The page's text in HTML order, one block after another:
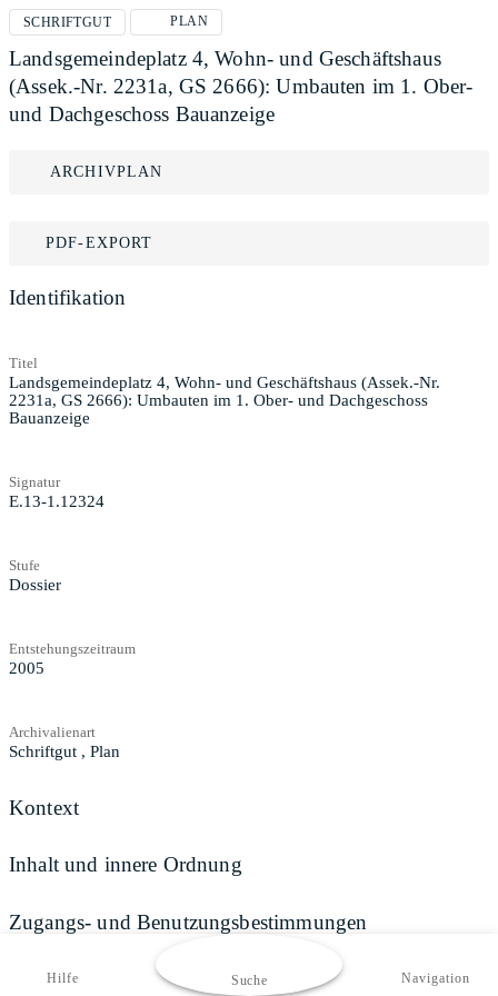
SCHRIFTGUT PLAN
Landsgemeindeplatz 4, Wohn- und Geschäftshaus
(Assek.-Nr. 2231a, GS 2666): Umbauten im 1. Ober-
und Dachgeschoss Bauanzeige
ARCHIVPLAN
PDF-EXPORT
Identifikation
Titel
Landsgemeindeplatz 4, Wohn- und Geschäftshaus (Assek.-Nr.
2231a, GS 2666): Umbauten im 1. Ober- und Dachgeschoss
Bauanzeige
Signatur
E.13-1.12324
Stufe
Dossier
Entstehungszeitraum
2005
Archivalienart
Schriftgut , Plan
Kontext
Inhalt und innere Ordnung
Zugangs- und Benutzungsbestimmungen
Hilfe Suche Navigation